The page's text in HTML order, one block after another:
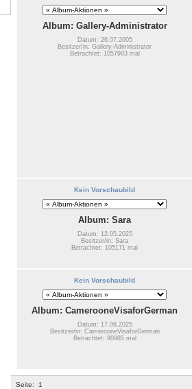
Album: Gallery-Administrator
Datum: 26.07.2005
Besitzer/in: Gallery-Administrator
Betrachtet: 1057903 mal
Kein Vorschaubild
Album: Sara
Datum: 12.05.2025
Besitzer/in: Sara
Betrachtet: 105171 mal
Kein Vorschaubild
Album: CamerooneVisaforGerman
Datum: 17.06.2025
Besitzer/in: CamerooneVisaforGerman
Betrachtet: 90985 mal
Seite: 1